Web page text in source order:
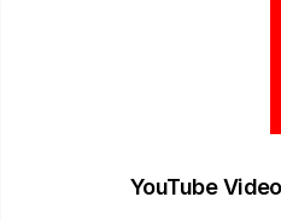
YouTube